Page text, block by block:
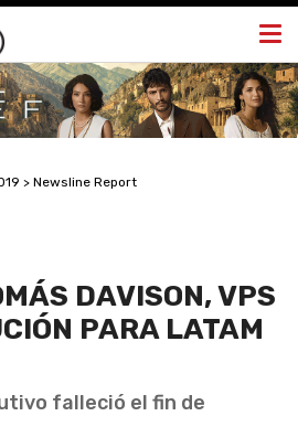
> Newsline Report
DAVISON, VPS
PARA LATAM
falleció el fin de